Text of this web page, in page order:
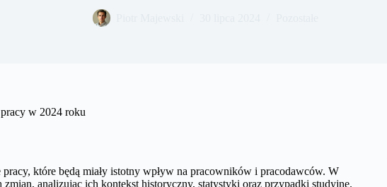
w 2024 roku
które będą miały istotny wpływ na pracowników i pracodawców. W
analizując ich kontekst historyczny, statystyki oraz przypadki studyjne.